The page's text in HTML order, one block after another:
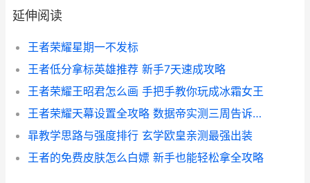
延伸阅读
王者荣耀星期一不发标
王者低分拿标英雄推荐 新手7天速成攻略
王者荣耀王昭君怎么画 手把手教你玩成冰霜女王
王者荣耀天幕设置全攻略 数据帝实测三周告诉你怎么调最好
暃教学思路与强度排行 玄学欧皇亲测最强出装
王者的免费皮肤怎么白嫖 新手也能轻松拿全攻略